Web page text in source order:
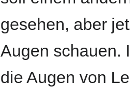
gesehen, aber
Augen schauen.
die Augen von